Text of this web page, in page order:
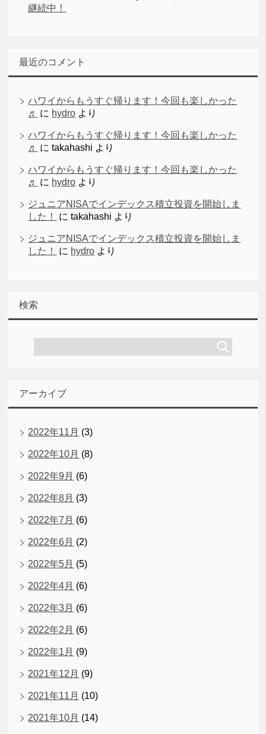
継続中！
最近のコメント
ハワイからもうすぐ帰ります！今回も楽しかった
♬
に hydro より
ハワイからもうすぐ帰ります！今回も楽しかった
♬
にtakahashi より
ハワイからもうすぐ帰ります！今回も楽しかった
♬
に hydro より
ジュニアNISAでインデックス積立投資を開始しま
した！
にtakahashi より
ジュニアNISAでインデックス積立投資を開始しま
した！
に hydro より
検索
アーカイブ
2022年11月 (3)
2022年10月 (8)
2022年9月 (6)
2022年8月 (3)
2022年7月 (6)
2022年6月 (2)
2022年5月 (5)
2022年4月 (6)
2022年3月 (6)
2022年2月 (6)
2022年1月 (9)
2021年12月 (9)
2021年11月 (10)
2021年10月 (14)